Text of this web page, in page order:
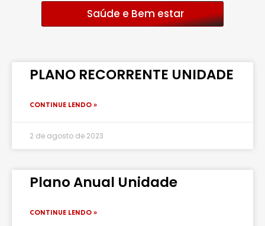
Saúde e Bem estar
PLANO RECORRENTE UNIDADE
CONTINUE LENDO »
2 de agosto de 2023
Plano Anual Unidade
CONTINUE LENDO »